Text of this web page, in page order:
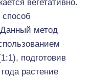
вегетативно.
метод
подготовив
растение